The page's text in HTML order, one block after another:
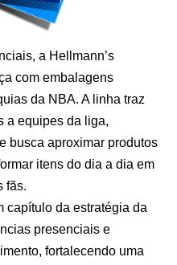
a Hellmann’s
com embalagens
da NBA. A linha traz
a equipes da liga,
busca aproximar produtos
itens do dia a dia em
fãs.
capítulo da estratégia da
presenciais e
fortalecendo uma